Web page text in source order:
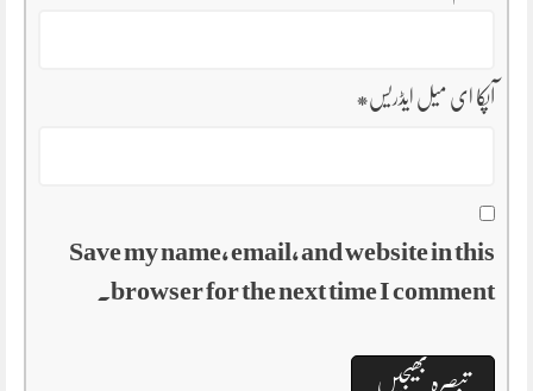
آپکا ای میل ایڈریس*
Save my name, email, and website in this
browser for the next time I comment.